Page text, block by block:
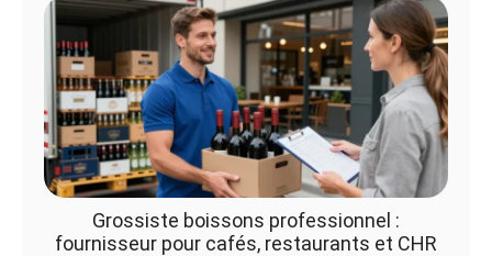
Grossiste boissons professionnel :
fournisseur pour cafés, restaurants et CHR